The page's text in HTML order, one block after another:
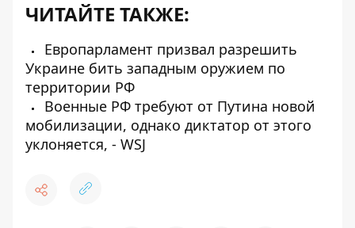
ЧИТАЙТЕ ТАКЖЕ:
Европарламент призвал разрешить
Украине бить западным оружием по
территории РФ
Военные РФ требуют от Путина новой
мобилизации, однако диктатор от этого
уклоняется, - WSJ